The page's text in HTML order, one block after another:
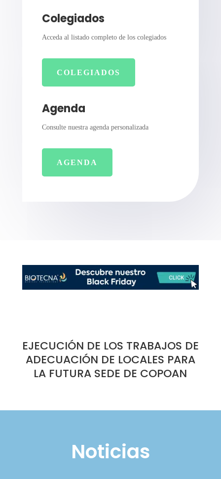
Colegiados
Acceda al listado completo de los colegiados
COLEGIADOS
Agenda
Consulte nuestra agenda personalizada
AGENDA
EJECUCIÓN DE LOS TRABAJOS DE
ADECUACIÓN DE LOCALES PARA
LA FUTURA SEDE DE COPOAN
Noticias